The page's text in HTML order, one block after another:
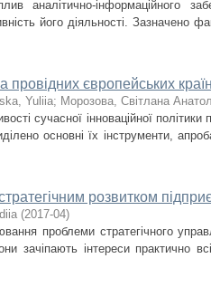
аналітично-інформаційного
його діяльності. Зазначено
провідних європейських
Yuliia; Морозова, Світлана
сучасної інноваційної
основні їх інструменти,
розвитком
(2017-04)
проблеми стратегічного
зачіпають інтереси практично